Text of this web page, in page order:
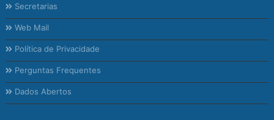
Secretarias
Web Mail
Política de Privacidade
Perguntas Frequentes
Dados Abertos